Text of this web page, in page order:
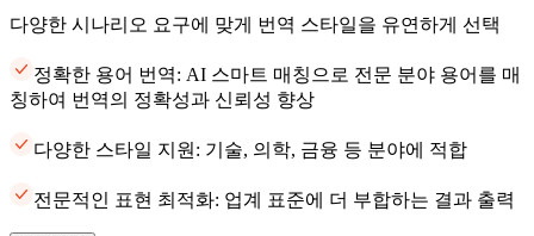
다양한 시나리오 요구에 맞게 번역 스타일을 유연하게 선택
정확한 용어 번역: AI 스마트 매칭으로 전문 분야 용어를 매
칭하여 번역의 정확성과 신뢰성 향상
다양한 스타일 지원: 기술, 의학, 금융 등 분야에 적합
전문적인 표현 최적화: 업계 표준에 더 부합하는 결과 출력